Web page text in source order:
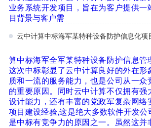
业务系统开发项目，旨在为客户提供一
目背景与客户需
云中计算中标海军某特种设备防护信息化项
算中标海军全军某特种设备防护信息管
这次中标彰显了云中计算良好的外在形
质和一流的服务能力，也是公司从一众
的重要原因。同时云中计算不仅拥有强
设计能力，还有丰富的党政军复杂网络
项目建设经验,这是绝大多数软件开发公
是中标有竞争力的原因之一。虽然这并